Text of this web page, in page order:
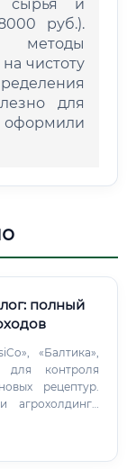
сырья и
руб.).
методы
чистоту
для
полный
«Балтика»,
для контроля
рецептур.
агрохолдинги
— всё